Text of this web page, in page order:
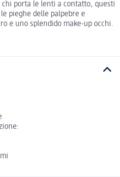
porta le lenti a contatto, questi
pieghe delle palpebre e
e uno splendido make-up occhi.